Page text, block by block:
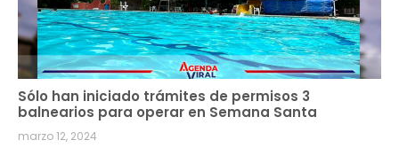
Sólo han iniciado trámites de permisos 3
balnearios para operar en Semana Santa
marzo 12, 2024